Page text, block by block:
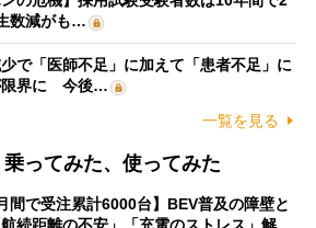
数減がも…
少で「医師不足」に加えて「患者不足」に
限界に 今後…
一覧を見る
ってみた、使ってみた
間で受注累計6000台】BEV普及の障壁と